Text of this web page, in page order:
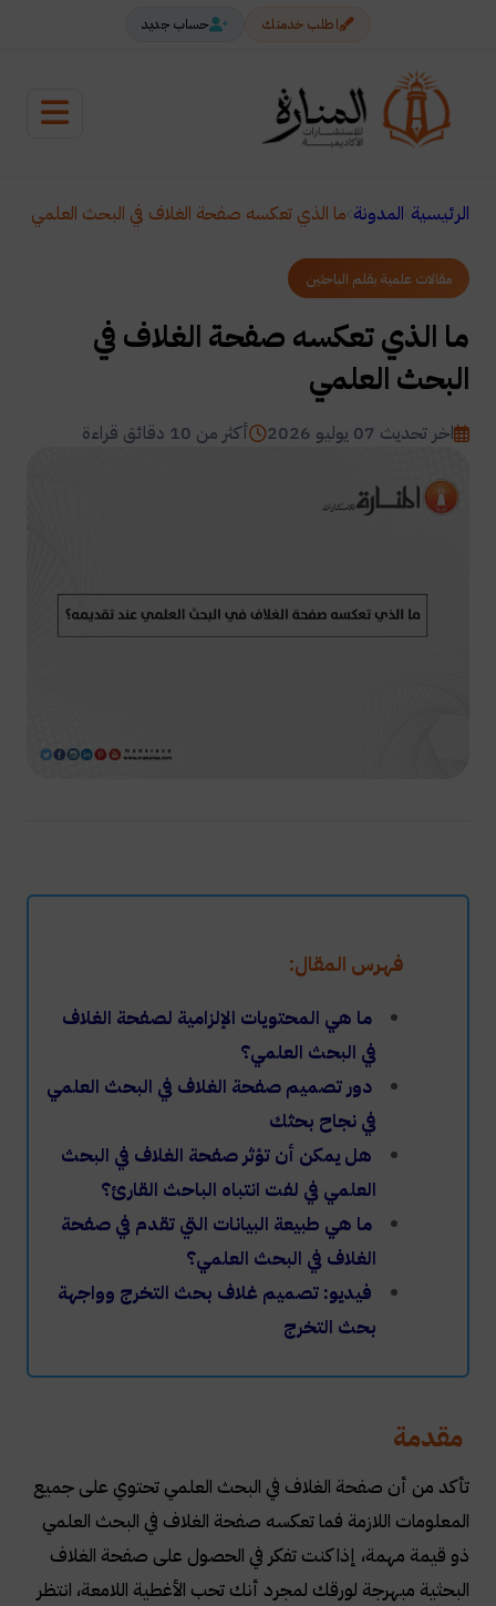
اطلب خدمتك حساب جديد
الرئيسية المدونة ما الذي تعكسه صفحة الغلاف في البحث العلمي
مقالات علمية بقلم الباحثين
ما الذي تعكسه صفحة الغلاف في
البحث العلمي
اخر تحديث 07 يوليو 2026 أكثر من 10 دقائق قراءة
فهرس المقال:
ما هي المحتويات الإلزامية لصفحة الغلاف
في البحث العلمي؟
دور تصميم صفحة الغلاف في البحث العلمي
في نجاح بحثك
هل يمكن أن تؤثر صفحة الغلاف في البحث
العلمي في لفت انتباه الباحث القارئ؟
ما هي طبيعة البيانات التي تقدم في صفحة
الغلاف في البحث العلمي؟
فيديو: تصميم غلاف بحث التخرج وواجهة
بحث التخرج
مقدمة
تأكد من أن صفحة الغلاف في البحث العلمي تحتوي على جميع
المعلومات اللازمة فما تعكسه صفحة الغلاف في البحث العلمي
ذو قيمة مهمة، إذا كنت تفكر في الحصول على صفحة الغلاف
البحثية مبهرجة لورقك لمجرد أنك تحب الأغطية اللامعة، انتظر